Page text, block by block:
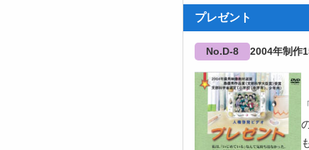
プレゼント
No.D-8 2004